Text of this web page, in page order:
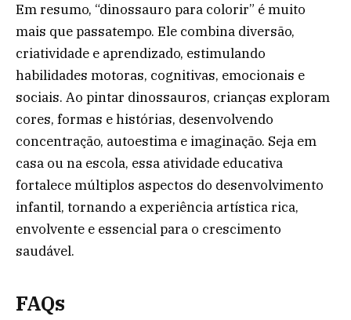
Em resumo, “dinossauro para colorir” é muito
mais que passatempo. Ele combina diversão,
criatividade e aprendizado, estimulando
habilidades motoras, cognitivas, emocionais e
sociais. Ao pintar dinossauros, crianças exploram
cores, formas e histórias, desenvolvendo
concentração, autoestima e imaginação. Seja em
casa ou na escola, essa atividade educativa
fortalece múltiplos aspectos do desenvolvimento
infantil, tornando a experiência artística rica,
envolvente e essencial para o crescimento
saudável.
FAQs